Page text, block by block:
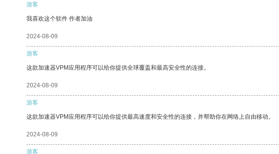
游客
我喜欢这个软件 作者加油
2024-08-09
游客
这款加速器VPM应用程序可以给你提供全球覆盖和最高安全性的连接。
2024-08-09
游客
这款加速器VPM应用程序可以给你提供最高速度和安全性的连接，并帮助你在网络上自由移动。
2024-08-09
游客